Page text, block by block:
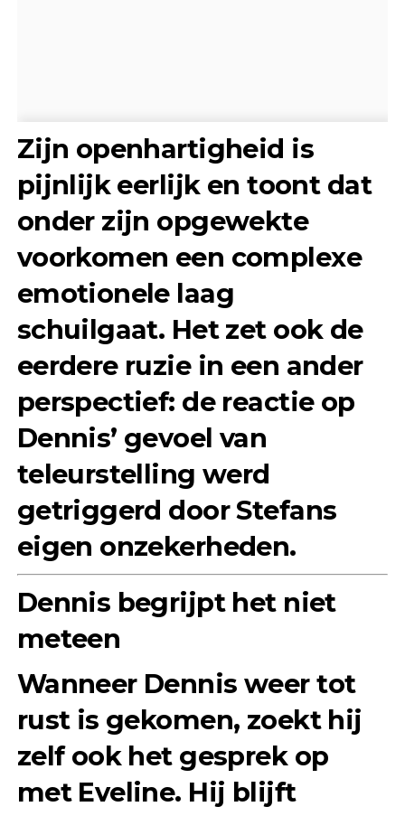
Zijn openhartigheid is
pijnlijk eerlijk en toont dat
onder zijn opgewekte
voorkomen een complexe
emotionele laag
schuilgaat. Het zet ook de
eerdere ruzie in een ander
perspectief: de reactie op
Dennis’ gevoel van
teleurstelling werd
getriggerd door Stefans
eigen onzekerheden.
Dennis begrijpt het niet
meteen
Wanneer Dennis weer tot
rust is gekomen, zoekt hij
zelf ook het gesprek op
met Eveline. Hij blijft